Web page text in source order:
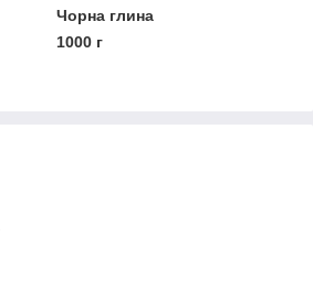
Чорна глина
1000 г